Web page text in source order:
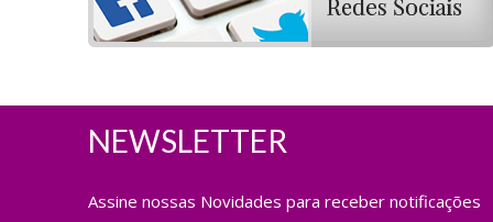
NEWSLETTER
Assine nossas Novidades para receber notificações